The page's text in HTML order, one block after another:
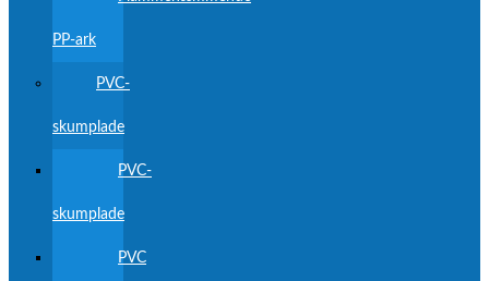
PP-ark
PVC-
skumplade
PVC-
skumplade
PVC